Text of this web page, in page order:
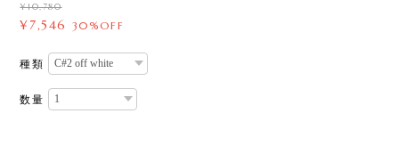
¥10,780
¥7,546 30%OFF
種類
数量